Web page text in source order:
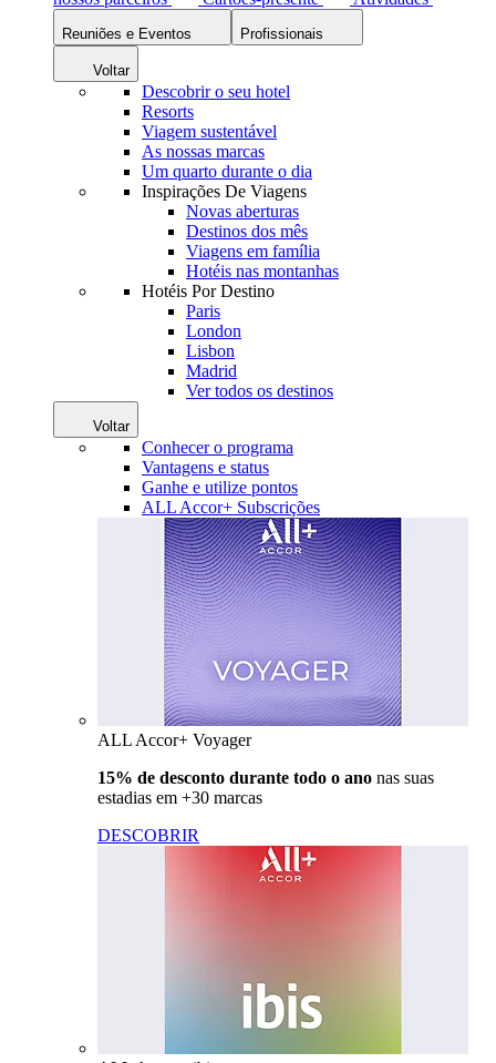
Reuniões e Eventos Profissionais
Voltar
Descobrir o seu hotel
Resorts
Viagem sustentável
As nossas marcas
Um quarto durante o dia
Inspirações De Viagens
Novas aberturas
Destinos dos mês
Viagens em família
Hotéis nas montanhas
Hotéis Por Destino
Paris
London
Lisbon
Madrid
Ver todos os destinos
Voltar
Conhecer o programa
Vantagens e status
Ganhe e utilize pontos
ALL Accor+ Subscrições
ALL Accor+ Voyager
15% de desconto durante todo o ano nas suas
estadias em +30 marcas
DESCOBRIR